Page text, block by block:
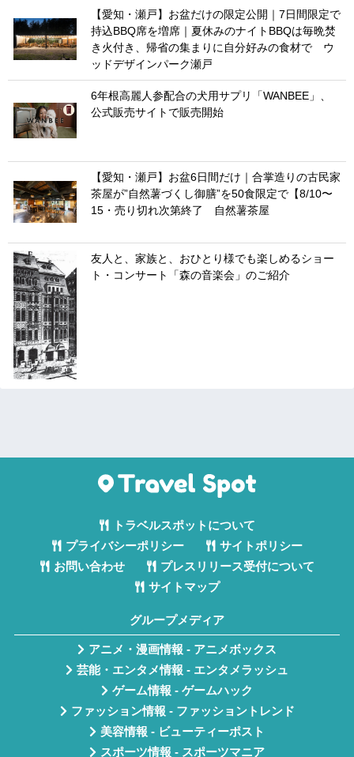
【愛知・瀬戸】お盆だけの限定公開｜7日間限定で
持込BBQ席を増席｜夏休みのナイトBBQは毎晩焚
き火付き、帰省の集まりに自分好みの食材で ウ
ッドデザインパーク瀬戸
6年根高麗人参配合の犬用サプリ「WANBEE」、
公式販売サイトで販売開始
【愛知・瀬戸】お盆6日間だけ｜合掌造りの古民家
茶屋が”自然薯づくし御膳”を50食限定で【8/10〜
15・売り切れ次第終了 自然薯茶屋
友人と、家族と、おひとり様でも楽しめるショー
ト・コンサート「森の音楽会」のご紹介
トラベルスポットについて
プライバシーポリシー
サイトポリシー
お問い合わせ
プレスリリース受付について
サイトマップ
グループメディア
アニメ・漫画情報 - アニメボックス
芸能・エンタメ情報 - エンタメラッシュ
ゲーム情報 - ゲームハック
ファッション情報 - ファッショントレンド
美容情報 - ビューティーポスト
スポーツ情報 - スポーツマニア